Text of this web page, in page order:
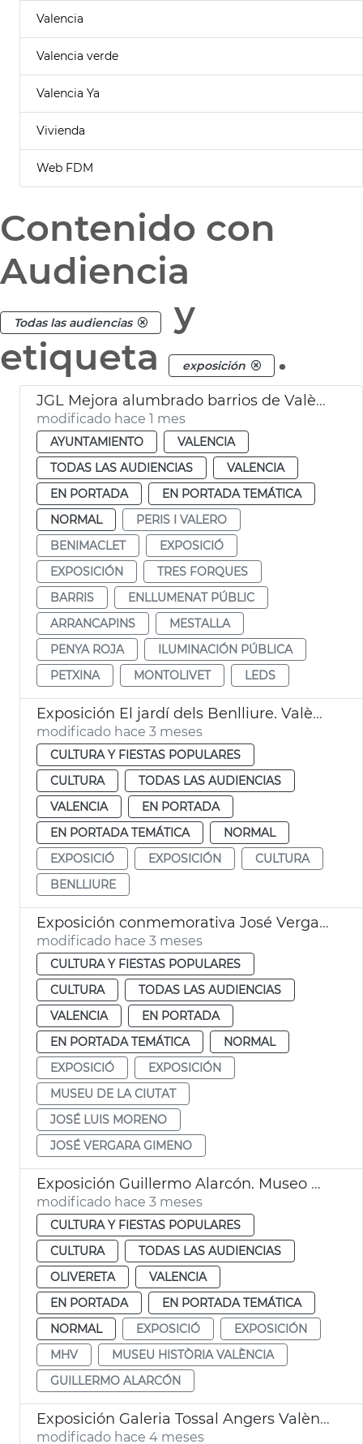
Valencia
Valencia verde
Valencia Ya
Vivienda
Web FDM
Contenido con
Audiencia
Todas las audiencias
y
etiqueta
exposición .
JGL Mejora alumbrado barrios de València
modificado hace 1 mes
AYUNTAMIENTO
VALENCIA
TODAS LAS AUDIENCIAS
VALENCIA
EN PORTADA
EN PORTADA TEMÁTICA
NORMAL
PERIS I VALERO
BENIMACLET
EXPOSICIÓ
EXPOSICIÓN
TRES FORQUES
BARRIS
ENLLUMENAT PÚBLIC
ARRANCAPINS
MESTALLA
PENYA ROJA
ILUMINACIÓN PÚBLICA
PETXINA
MONTOLIVET LEDS
Exposición El jardí dels Benlliure. València
modificado hace 3 meses
CULTURA Y FIESTAS POPULARES
CULTURA
TODAS LAS AUDIENCIAS
VALENCIA
EN PORTADA
EN PORTADA TEMÁTICA
NORMAL
EXPOSICIÓ
EXPOSICIÓN
CULTURA
BENLLIURE
Exposición conmemorativa José Vergara Gimeno a València
modificado hace 3 meses
CULTURA Y FIESTAS POPULARES
CULTURA
TODAS LAS AUDIENCIAS
VALENCIA
EN PORTADA
EN PORTADA TEMÁTICA
NORMAL
EXPOSICIÓ
EXPOSICIÓN
MUSEU DE LA CIUTAT
JOSÉ LUIS MORENO
JOSÉ VERGARA GIMENO
Exposición Guillermo Alarcón. Museo Historia València MHV
modificado hace 3 meses
CULTURA Y FIESTAS POPULARES
CULTURA
TODAS LAS AUDIENCIAS
OLIVERETA
VALENCIA
EN PORTADA
EN PORTADA TEMÁTICA
NORMAL
EXPOSICIÓ
EXPOSICIÓN
MHV
MUSEU HISTÒRIA VALÈNCIA
GUILLERMO ALARCÓN
Exposición Galeria Tossal Angers València
modificado hace 4 meses